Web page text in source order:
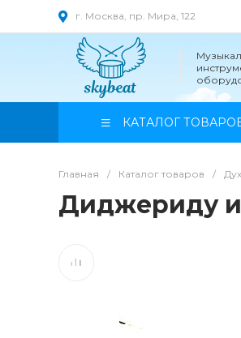
г. Москва, пр. Мира, 122
КАТАЛОГ
Главная / Каталог товаров /
Диджериду